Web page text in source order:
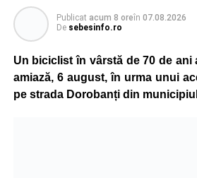
Publicat acum 8 oreîn 07.08.2026
De sebesinfo.ro
Un biciclist în vârstă de 70 de ani
amiază, 6 august, în urma unui
pe strada Dorobanți din